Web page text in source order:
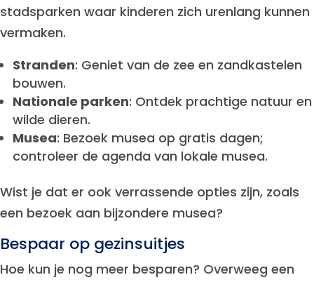
stadsparken waar kinderen zich urenlang kunnen
vermaken.
Stranden: Geniet van de zee en zandkastelen
bouwen.
Nationale parken: Ontdek prachtige natuur en
wilde dieren.
Musea: Bezoek musea op gratis dagen;
controleer de agenda van lokale musea.
Wist je dat er ook verrassende opties zijn, zoals
een bezoek aan bijzondere musea?
Bespaar op gezinsuitjes
Hoe kun je nog meer besparen? Overweeg een